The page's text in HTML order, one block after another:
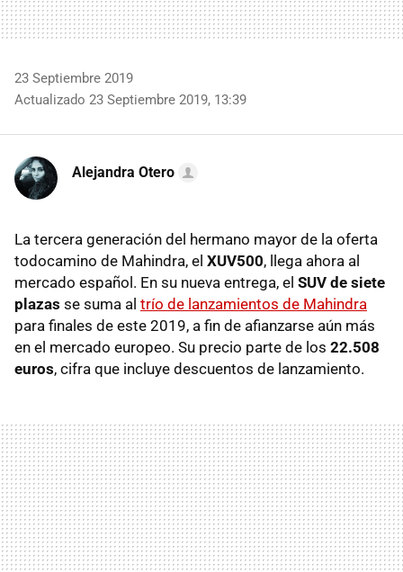
23 Septiembre 2019
Actualizado 23 Septiembre 2019, 13:39
Alejandra Otero
La tercera generación del hermano mayor de la oferta
todocamino de Mahindra, el XUV500, llega ahora al
mercado español. En su nueva entrega, el SUV de siete
plazas se suma al trío de lanzamientos de Mahindra
para finales de este 2019, a fin de afianzarse aún más
en el mercado europeo. Su precio parte de los 22.508
euros, cifra que incluye descuentos de lanzamiento.